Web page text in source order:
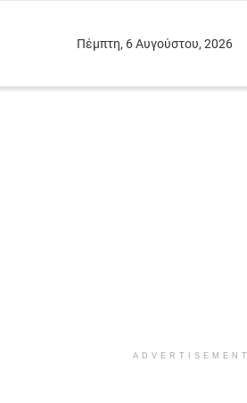
Πέμπτη, 6 Αυγούστου, 2026
ADVERTISEMENT